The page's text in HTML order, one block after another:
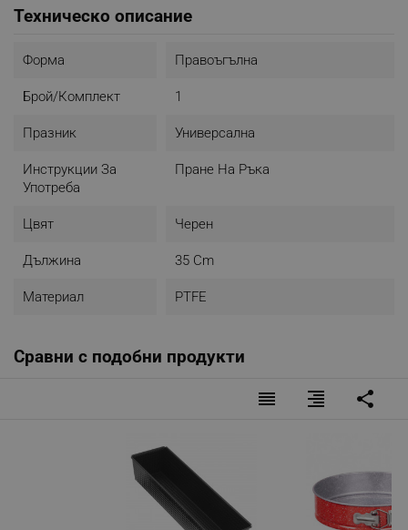
Техническо описание
Форма Правоъгълна
Брой/комплект 1
Празник Универсална
Инструкции За
Употреба
Пране На Ръка
Цвят Черен
Дължина 35 Cm
Материал PTFE
Сравни с подобни продукти
reorder format_align_right share